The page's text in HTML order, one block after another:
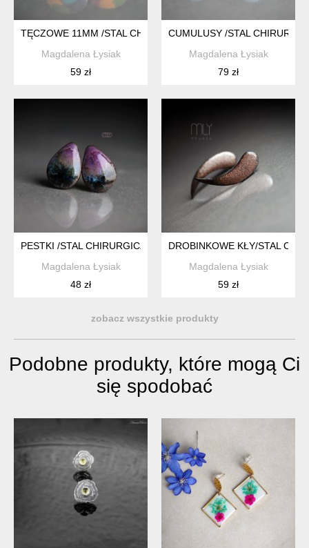
TĘCZOWE 11MM /STAL CHIRURGICZNA/
Magdalena Łysiak
59 zł
CUMULUSY /STAL
Magdalena Łysiak
79 zł
PESTKI /STAL CHIRURGICZNA/
Magdalena Łysiak
48 zł
DROBINKOWE KŁY/STAL
Magdalena Łysiak
59 zł
zobacz wszystkie produkty
Podobne produkty, które mogą Ci
się spodobać